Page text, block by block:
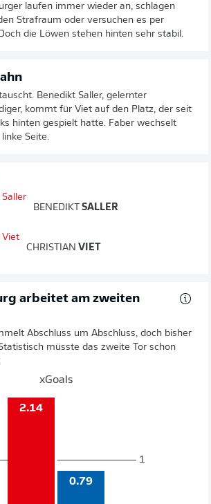
laufen immer wieder an, schlagen
Strafraum oder versuchen es per
die Löwen stehen hinten sehr stabil.
Benedikt Saller, gelernter
kommt für Viet auf den Platz, der seit
hinten gespielt hatte. Faber wechselt
Seite.
BENEDIKT SALLER
CHRISTIAN VIET
arbeitet am zweiten
Abschluss um Abschluss, doch bisher
müsste das zweite Tor schon
xGoals
2.14
0.79
1